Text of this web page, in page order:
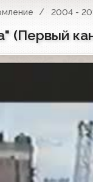
2004 -
(Первый